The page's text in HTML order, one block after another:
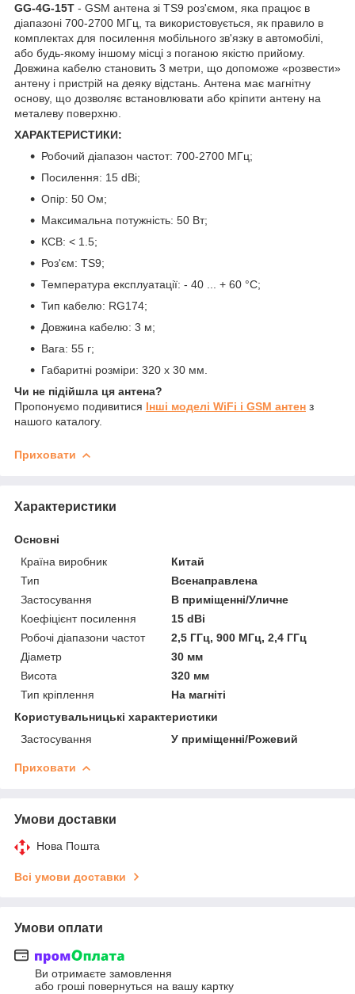
GG-4G-15T - GSM антена зі TS9 роз'ємом, яка працює в
діапазоні 700-2700 МГц, та використовується, як правило в
комплектах для посилення мобільного зв'язку в автомобілі,
або будь-якому іншому місці з поганою якістю прийому.
Довжина кабелю становить 3 метри, що допоможе «розвести»
антену і пристрій на деяку відстань. Антена має магнітну
основу, що дозволяє встановлювати або кріпити антену на
металеву поверхню.
ХАРАКТЕРИСТИКИ:
Робочий діапазон частот: 700-2700 МГц;
Посилення: 15 dBi;
Опір: 50 Ом;
Максимальна потужність: 50 Вт;
КСВ: < 1.5;
Роз'єм: TS9;
Температура експлуатації: - 40 ... + 60 °С;
Тип кабелю: RG174;
Довжина кабелю: 3 м;
Вага: 55 г;
Габаритні розміри: 320 x 30 мм.
Чи не підійшла ця антена?
Пропонуємо подивитися Інші моделі WiFi і GSM антен з
нашого каталогу.
Приховати
Характеристики
Основні
Країна виробник
Китай
Тип
Всенаправлена
Застосування
В приміщенні/Уличне
Коефіцієнт посилення
15 dBi
Робочі діапазони частот
2,5 ГГц, 900 МГц, 2,4 ГГц
Діаметр
30 мм
Висота
320 мм
Тип кріплення
На магніті
Користувальницькі характеристики
Застосування
У приміщенні/Рожевий
Приховати
Умови доставки
Нова Пошта
Всі умови доставки
Умови оплати
Ви отримаєте замовлення
або гроші повернуться на вашу картку